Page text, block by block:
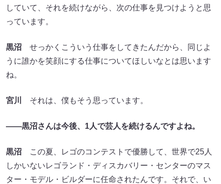
していて、それを続けながら、次の仕事を見つけようと思
っています。
黒沼 せっかくこういう仕事をしてきたんだから、同じよ
うに誰かを笑顔にする仕事についてほしいなとは思います
ね。
宮川 それは、僕もそう思っています。
――黒沼さんは今後、1人で芸人を続けるんですよね。
黒沼 この夏、レゴのコンテストで優勝して、世界で25人
しかいないレゴランド・ディスカバリー・センターのマス
ター・モデル・ビルダーに任命されたんです。それで、い